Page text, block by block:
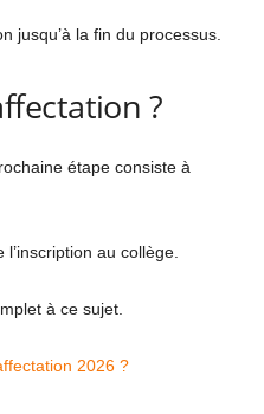
jusqu’à la fin du processus.
?
étape consiste à
au collège.
à ce sujet.
2026 ?